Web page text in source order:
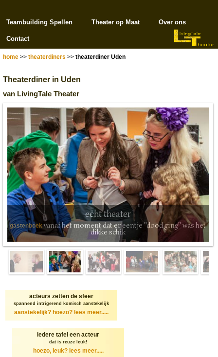
Teambuilding Spellen Theater op Maat Over ons
Contact
home >> theaterdiners >> theaterdiner Uden
Theaterdiner in Uden
van LivingTale Theater
echt theater
gastenboekvanaf het moment dat er eentje "dood ging" was het
dikke schik
acteurs zetten de sfeer
spannend intrigerend komisch aanstekelijk
aanstekelijk? hoezo? lees meer.....
iedere tafel een acteur
dat is reuze leuk!
hoezo, leuk? lees meer.....